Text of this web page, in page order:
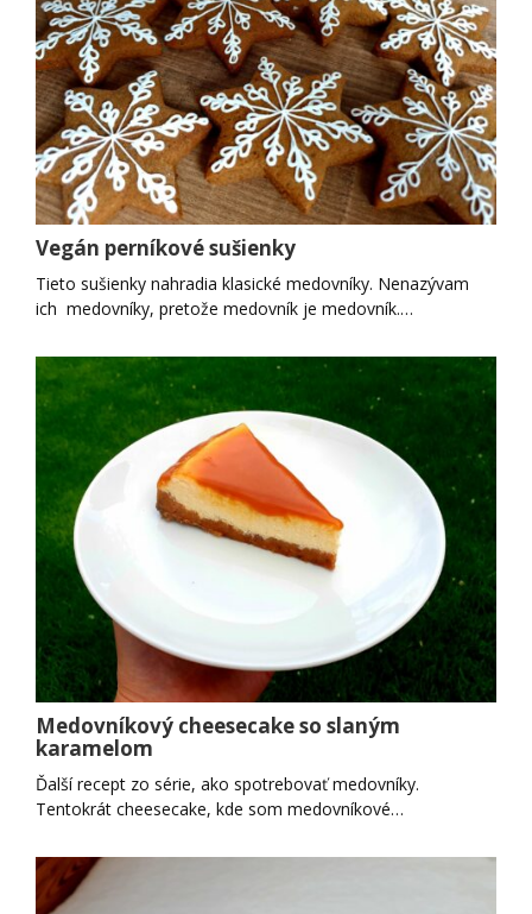
Vegán perníkové sušienky
Tieto sušienky nahradia klasické medovníky. Nenazývam
ich medovníky, pretože medovník je medovník.…
Medovníkový cheesecake so slaným
karamelom
Ďalší recept zo série, ako spotrebovať medovníky.
Tentokrát cheesecake, kde som medovníkové…